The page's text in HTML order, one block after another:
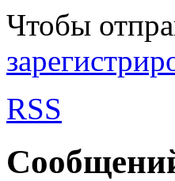
Чтобы
RSS